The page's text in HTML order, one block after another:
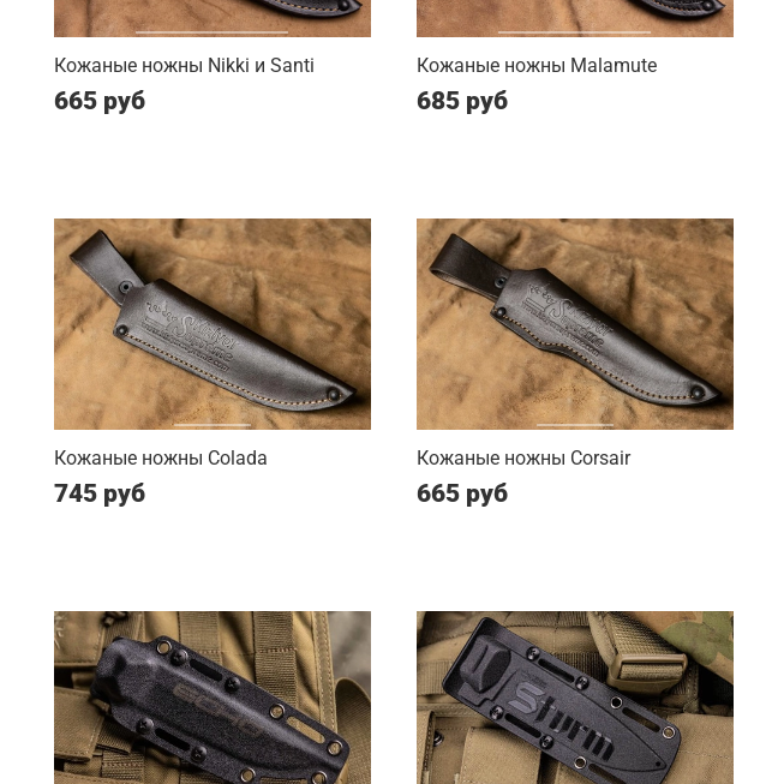
Кожаные ножны Nikki и Santi
665 руб
Кожаные ножны Malamute
685 руб
Кожаные ножны Colada
745 руб
Кожаные ножны Corsair
665 руб